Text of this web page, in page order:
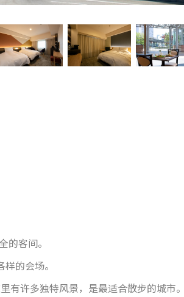
客间。
的会场。
有许多独特风景，是最适合散步的城市。